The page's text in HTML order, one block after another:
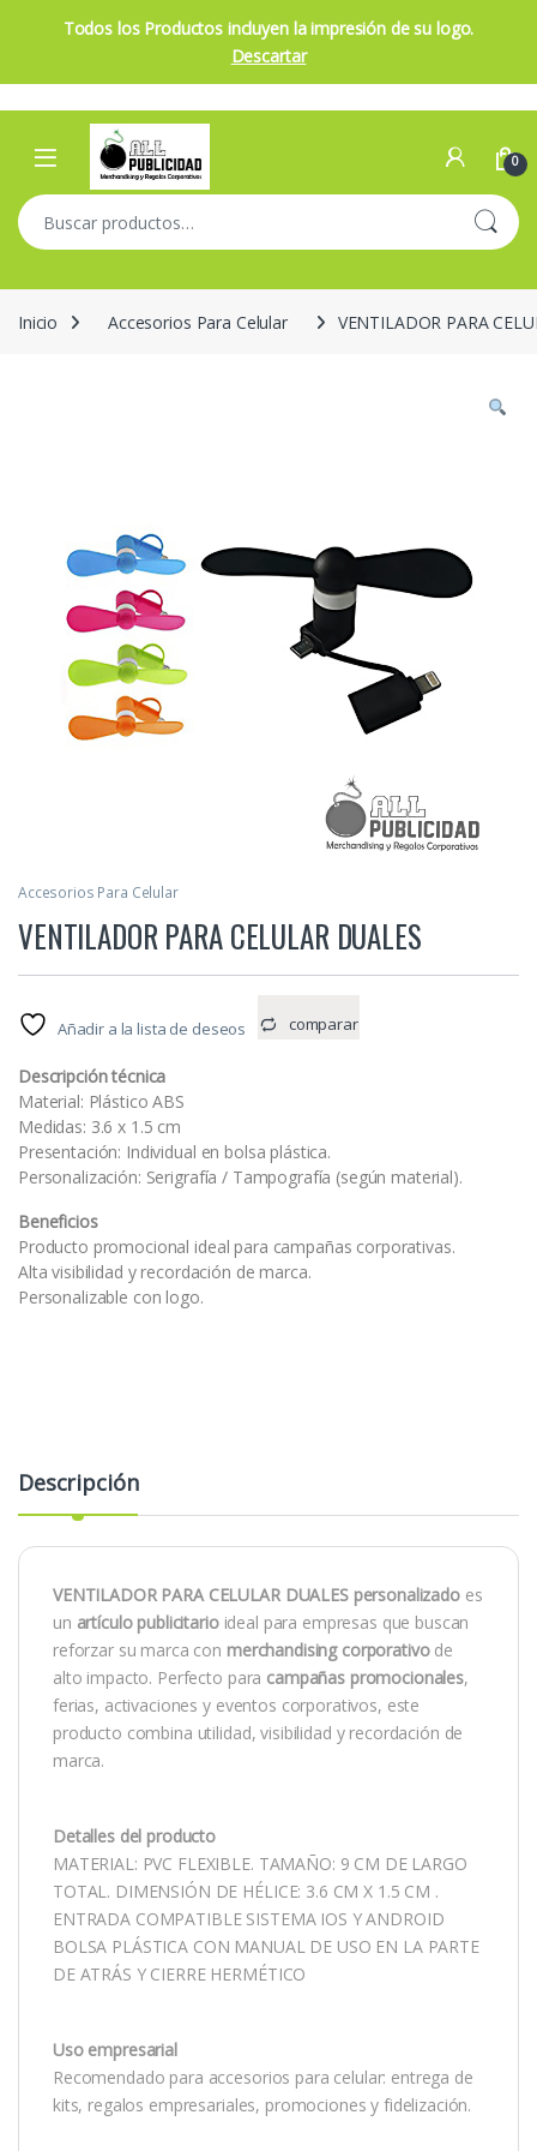
Todos los Productos incluyen la impresión de su logo.
Descartar
Skip to navigation
Skip to content
Open 0
Buscar por:
Inicio Accesorios Para Celular VENTILADOR PARA
Accesorios Para Celular
VENTILADOR PARA CELULAR DUALES
Añadir a la lista de deseos comparar
Descripción técnica
Material: Plástico ABS
Medidas: 3.6 x 1.5 cm
Presentación: Individual en bolsa plástica.
Personalización: Serigrafía / Tampografía (según material).
Beneficios
Producto promocional ideal para campañas corporativas.
Alta visibilidad y recordación de marca.
Personalizable con logo.
Descripción
VENTILADOR PARA CELULAR DUALES personalizadoes
un artículo publicitarioideal para empresas que buscan
reforzar su marca con merchandising corporativode
alto impacto. Perfecto para campañas promocionales,
ferias, activaciones y eventos corporativos, este
producto combina utilidad, visibilidad y recordación de
marca.
Detalles del producto
MATERIAL: PVC FLEXIBLE. TAMAÑO: 9 CM DE LARGO
TOTAL. DIMENSIÓN DE HÉLICE: 3.6 CM X 1.5 CM .
ENTRADA COMPATIBLE SISTEMA IOS Y ANDROID
BOLSA PLÁSTICA CON MANUAL DE USO EN LA PARTE
DE ATRÁS Y CIERRE HERMÉTICO
Uso empresarial
Recomendado para accesorios para celular: entrega de
kits, regalos empresariales, promociones y fidelización.